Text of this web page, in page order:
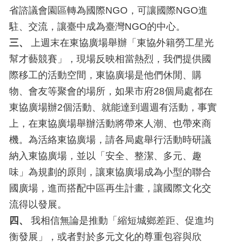
省諮議會園區轉為國際NGO，可讓國際NGO進
駐、交流，讓臺中成為臺灣NGO的中心。
三、
上週末在東協廣場舉辦「東協外籍勞工星光
幫才藝競賽」，現場反映相當熱烈，我們提供國
際移工的活動空間，東協廣場是他們休閒、購
物、會友等聚會的場所，如果市府28個局處都在
東協廣場辦2個活動、就能達到週週有活動，事實
上，在東協廣場舉辦活動將帶來人潮、也帶來商
機。為活絡東協廣場，請各局處舉行活動時研議
納入東協廣場，並以「安全、整潔、多元、趣
味」為規劃的原則，讓東協廣場成為小型的聯合
國廣場，進而搭配中區再生計畫，讓國際文化交
流得以發展。
四、
我相信無論是推動「縮短城鄉差距、促進均
衡發展」，或者對於多元文化的尊重包容與欣